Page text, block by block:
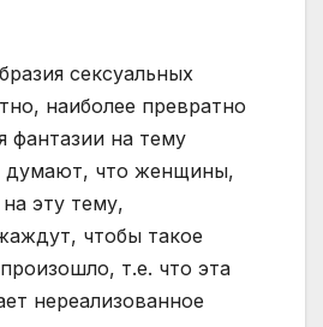
сексуальных
наиболее превратно
фантазии на тему
думают, что женщины,
эту тему,
чтобы такое
т.е. что эта
нереализованное